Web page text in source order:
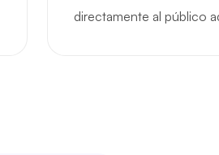
directamente al público